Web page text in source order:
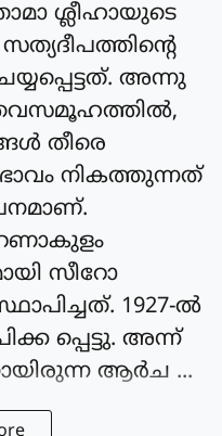
ശ്ലീഹായുടെ
അന്നു
തീരെ
നികത്തുന്നത്
സീറോ
1927-ൽ
പ്പെട്ടു. അന്ന്
ആർച ...